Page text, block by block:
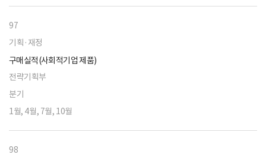
97
기획·재정
구매실적(사회적기업 제품)
전략기획부
분기
1월, 4월, 7월, 10월
98